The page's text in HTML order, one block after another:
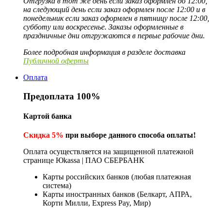
на следующий день если заказ оформлен после 12:00 и в
понедельник если заказ оформлен в пятницу после 12:00,
субботу или воскресенье. Заказы оформленные в
праздничные дни отгружаются в первые рабочие дни.
Более подробная информация в разделе доставка
Публичной оферты
Оплата
Предоплата 100%
Картой банка
Скидка 5% при выборе данного способа оплаты!
Оплата осуществляется на защищенной платежной
странице Юkassa | ПАО СБЕРБАНК
Карты российских банков (любая платежная
система)
Карты иностранных банков (Белкарт, АПРА,
Корти Милли, Express Pay, Мир)